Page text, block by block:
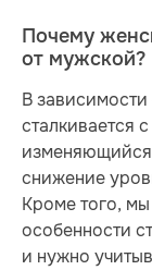
Почему
от мужской?
В
сталкивается
снижение
Кроме того,
особенности
и нужно